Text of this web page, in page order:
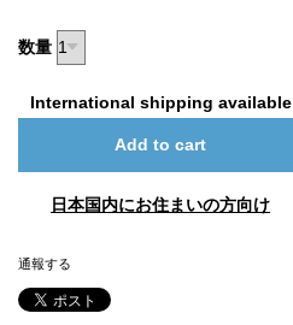
数量
International shipping available
Add to cart
日本国内にお住まいの方向け
通報する